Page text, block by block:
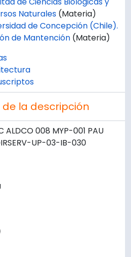
Naturales (Materia)
de Concepción (Chile).
de Mantención (Materia)
la descripción
ALDCO 008 MYP-001 PAU
UP-03-IB-030